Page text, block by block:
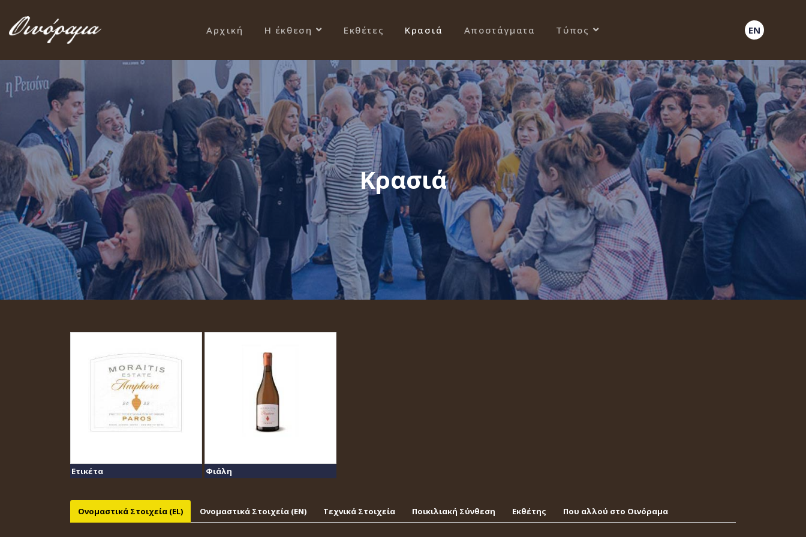
Αρχική Η έκθεση Εκθέτες Κρασιά Αποστάγματα Τύπος EN
Κρασιά
Ετικέτα Φιάλη
Ονομαστικά Στοιχεία (EL) Ονομαστικά Στοιχεία (EΝ) Τεχνικά Στοιχεία Ποικιλιακή Σύνθεση Εκθέτης Που αλλού στο Οινόραμα